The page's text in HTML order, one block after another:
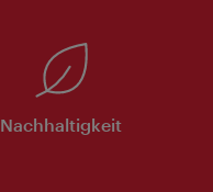
Nachhaltigkeit